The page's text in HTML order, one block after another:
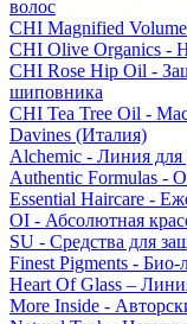
волос
CHI Magnified
CHI Olive Organics -
CHI Rose Hip Oil -
шиповника
CHI Tea Tree Oil -
Davines (Италия)
Alchemic - Линия для
Authentic Formulas -
Essential Haircare -
OI - Абсолютная
SU - Средства для
Finest Pigments -
Heart Of Glass –
More Inside -